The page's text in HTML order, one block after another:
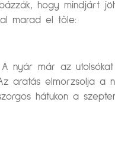
hogy mindjárt
marad el tőle:
A nyár már az
aratás elmorzsolja a
hátukon a